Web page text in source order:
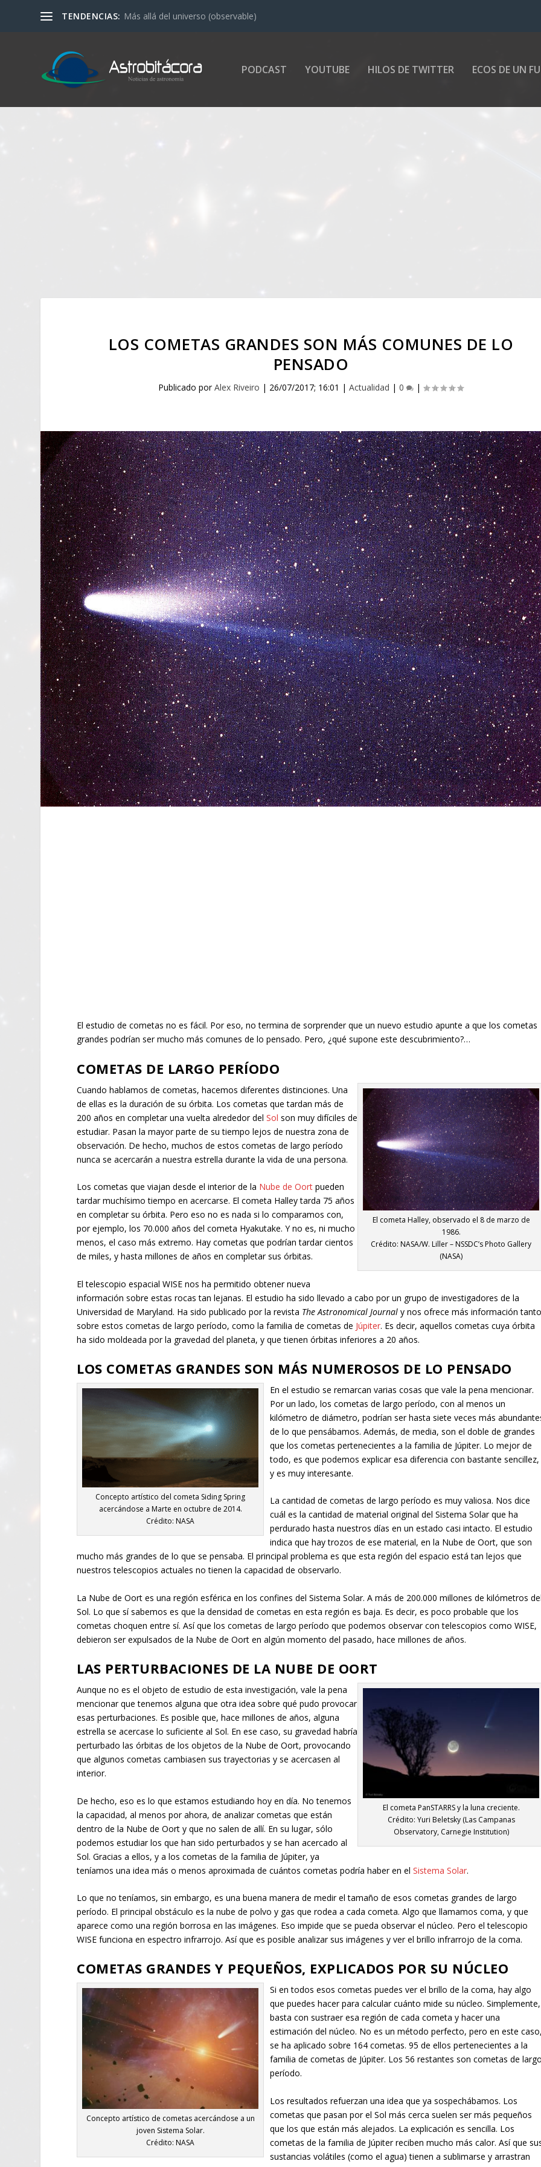
TENDENCIAS: Más allá del universo (observable)
PODCAST YOUTUBE HILOS DE TWITTER ECOS DE UN
LOS COMETAS GRANDES SON MÁS COMUNES DE LO
PENSADO
Publicado porAlex Riveiro | 26/07/2017; 16:01 |Actualidad |0 |
El estudio de cometas no es fácil. Por eso, no termina de sorprender que un nuevo estudio apunte a que los cometas
grandes podrían ser mucho más comunes de lo pensado. Pero, ¿qué supone este descubrimiento?…
COMETAS DE LARGO PERÍODO
El cometa Halley, observado el 8 de marzo de
1986.
Crédito: NASA/W. Liller – NSSDC’s Photo Gallery
(NASA)
Cuando hablamos de cometas, hacemos diferentes distinciones. Una
de ellas es la duración de su órbita. Los cometas que tardan más de
200 años en completar una vuelta alrededor delSol son muy difíciles de
estudiar. Pasan la mayor parte de su tiempo lejos de nuestra zona de
observación. De hecho, muchos de estos cometas de largo período
nunca se acercarán a nuestra estrella durante la vida de una persona.
Los cometas que viajan desde el interior de la Nube de Oort pueden
tardar muchísimo tiempo en acercarse. El cometa Halley tarda 75 años
en completar su órbita. Pero eso no es nada si lo comparamos con,
por ejemplo, los 70.000 años del cometa Hyakutake. Y no es, ni mucho
menos, el caso más extremo. Hay cometas que podrían tardar cientos
de miles, y hasta millones de años en completar sus órbitas.
El telescopio espacial WISE nos ha permitido obtener nueva
información sobre estas rocas tan lejanas. El estudio ha sido llevado a cabo por un grupo de investigadores de la
Universidad de Maryland. Ha sido publicado por la revista The Astronomical Journal y nos ofrece más información
sobre estos cometas de largo período, como la familia de cometas de Júpiter. Es decir, aquellos cometas cuya órbita
ha sido moldeada por la gravedad del planeta, y que tienen órbitas inferiores a 20 años.
LOS COMETAS GRANDES SON MÁS NUMEROSOS DE LO PENSADO
Concepto artístico del cometa Siding Spring
acercándose a Marte en octubre de 2014.
Crédito: NASA
En el estudio se remarcan varias cosas que vale la pena mencionar.
Por un lado, los cometas de largo período, con al menos un
kilómetro de diámetro, podrían ser hasta siete veces más
de lo que pensábamos. Además, de media, son el doble de grandes
que los cometas pertenecientes a la familia de Júpiter. Lo mejor de
todo, es que podemos explicar esa diferencia con bastante sencillez,
y es muy interesante.
La cantidad de cometas de largo período es muy valiosa. Nos dice
cuál es la cantidad de material original del Sistema Solar que ha
perdurado hasta nuestros días en un estado casi intacto. El estudio
indica que hay trozos de ese material, en la Nube de Oort, que son
mucho más grandes de lo que se pensaba. El principal problema es que esta región del espacio está tan lejos que
nuestros telescopios actuales no tienen la capacidad de observarlo.
La Nube de Oort es una región esférica en los confines del Sistema Solar. A más de 200.000 millones de kilómetros
Sol. Lo que sí sabemos es que la densidad de cometas en esta región es baja. Es decir, es poco probable que los
cometas choquen entre sí. Así que los cometas de largo período que podemos observar con telescopios como WISE,
debieron ser expulsados de la Nube de Oort en algún momento del pasado, hace millones de años.
LAS PERTURBACIONES DE LA NUBE DE OORT
El cometa PanSTARRS y la luna creciente.
Crédito: Yuri Beletsky (Las Campanas
Observatory, Carnegie Institution)
Aunque no es el objeto de estudio de esta investigación, vale la pena
mencionar que tenemos alguna que otra idea sobre qué pudo provocar
esas perturbaciones. Es posible que, hace millones de años, alguna
estrella se acercase lo suficiente al Sol. En ese caso, su gravedad habría
perturbado las órbitas de los objetos de la Nube de Oort, provocando
que algunos cometas cambiasen sus trayectorias y se acercasen al
interior.
De hecho, eso es lo que estamos estudiando hoy en día. No tenemos
la capacidad, al menos por ahora, de analizar cometas que están
dentro de la Nube de Oort y que no salen de allí. En su lugar, sólo
podemos estudiar los que han sido perturbados y se han acercado al
Sol. Gracias a ellos, y a los cometas de la familia de Júpiter, ya
teníamos una idea más o menos aproximada de cuántos cometas podría haber en elSistema Solar.
Lo que no teníamos, sin embargo, es una buena manera de medir el tamaño de esos cometas grandes de largo
período. El principal obstáculo es la nube de polvo y gas que rodea a cada cometa. Algo que llamamos coma, y que
aparece como una región borrosa en las imágenes. Eso impide que se pueda observar el núcleo. Pero el telescopio
WISE funciona en espectro infrarrojo. Así que es posible analizar sus imágenes y ver el brillo infrarrojo de la coma.
COMETAS GRANDES Y PEQUEÑOS, EXPLICADOS POR SU NÚCLEO
Concepto artístico de cometas acercándose a un
joven Sistema Solar.
Crédito: NASA
Si en todos esos cometas puedes ver el brillo de la coma, hay algo
que puedes hacer para calcular cuánto mide su núcleo. Simplemente,
basta con sustraer esa región de cada cometa y hacer una
estimación del núcleo. No es un método perfecto, pero en este
se ha aplicado sobre 164 cometas. 95 de ellos pertenecientes a la
familia de cometas de Júpiter. Los 56 restantes son cometas de
período.
Los resultados refuerzan una idea que ya sospechábamos. Los
cometas que pasan por el Sol más cerca suelen ser más pequeños
que los que están más alejados. La explicación es sencilla. Los
cometas de la familia de Júpiter reciben mucho más calor. Así que
sustancias volátiles (como el agua) tienen a sublimarse y arrastran